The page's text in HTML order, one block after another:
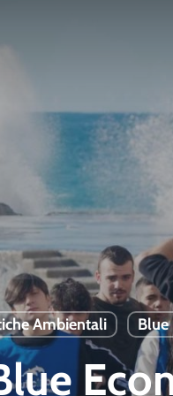
Ambientali Blue